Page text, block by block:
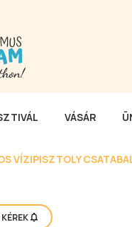
VÁSÁR
VÍZIPISZTOLY CSATA